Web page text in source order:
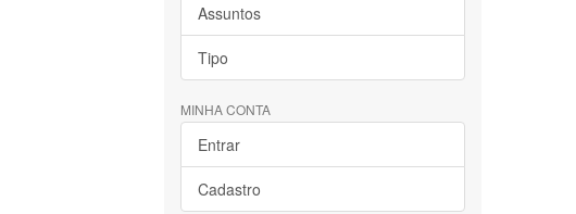
Assuntos
Tipo
MINHA CONTA
Entrar
Cadastro